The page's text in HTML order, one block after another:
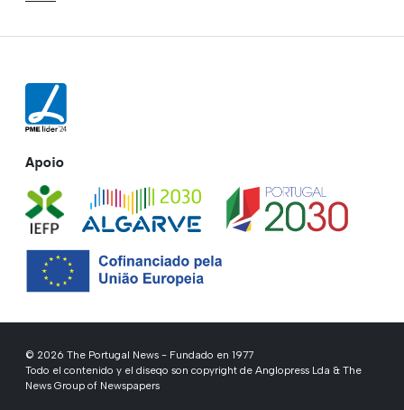
Apoio
© 2026 The Portugal News - Fundado en 1977
Todo el contenido y el diseqo son copyright de Anglopress Lda & The
News Group of Newspapers